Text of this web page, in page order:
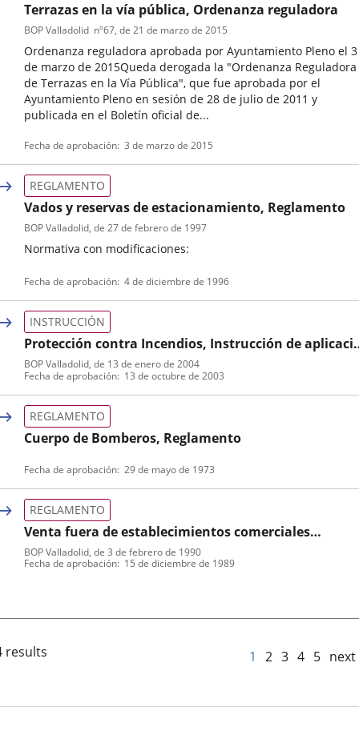
Terrazas en la vía pública, Ordenanza reguladora
Ordenanza reguladora aprobada por Ayuntamiento Pleno el 3
de marzo de 2015Queda derogada la "Ordenanza Reguladora
de Terrazas en la Vía Pública", que fue aprobada por el
Ayuntamiento Pleno en sesión de 28 de julio de 2011 y
publicada en el Boletín oficial de...
de
normativa
boletin
BOP Valladolid nº67, de 21 de marzo de 2015
Fecha de aprobación 3 de marzo de 2015
Vados y reservas de estacionamiento, Reglamento
Normativa con modificaciones:
de
normativa
REGLAMENTO
boletin
BOP Valladolid, de 27 de febrero de 1997
Fecha de aprobación 4 de diciembre de 1996
Protección contra Incendios, Instrucción de
de normativa
Tipo
de
normativa
INSTRUCCIÓN
Referencia
boletin
BOP Valladolid, de 13 de enero de 2004
Fecha de aprobación 13 de octubre de 2003
Cuerpo de Bomberos, Reglamento
de
normativa
REGLAMENTO
Fecha de aprobación 29 de mayo de 1973
Venta fuera de establecimientos comerciales
permanentes, Reglamento
Tipo
de
REGLAMENTO
Referencia
boletin
BOP Valladolid, de 3 de febrero de 1990
Fecha de aprobación 15 de diciembre de 1989
results 1 2 3 4 5 next